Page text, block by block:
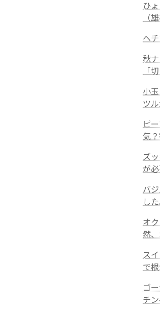
ひ
（
ヘ
秋
「
小
ツ
ピ
気
ズ
が必
バ
し
オ
然
ス
で
ゴ
チ